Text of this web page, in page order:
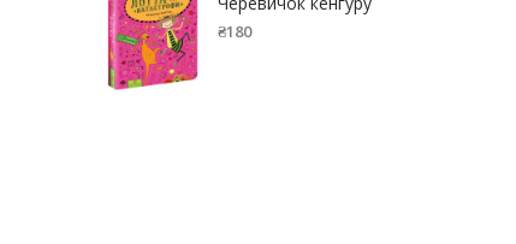
₴180